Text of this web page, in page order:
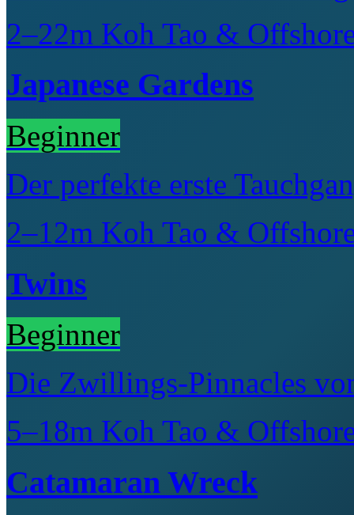
2–22m Koh Tao &
Japanese Gardens
Beginner
Der perfekte erste
2–12m Koh Tao &
Twins
Beginner
Die Zwillings-Pinnacles
5–18m Koh Tao &
Catamaran Wreck